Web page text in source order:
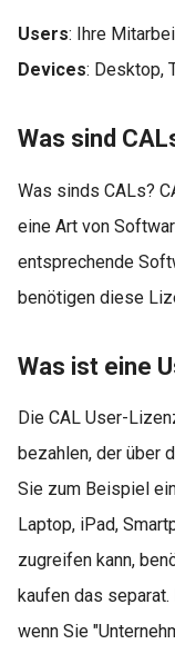
Users: Ihre
Devices: Desktop,
Was sind
Was sinds CALs?
eine Art von
entsprechende
benötigen diese
Was ist eine
Die CAL User-
bezahlen, der über
Sie zum Beispiel
Laptop, iPad,
zugreifen kann,
kaufen das
wenn Sie